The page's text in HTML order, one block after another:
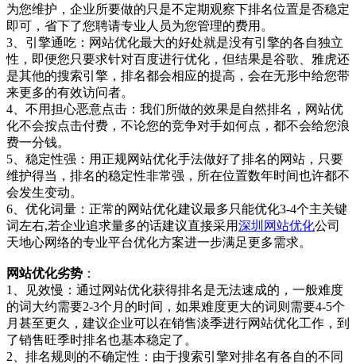
为您维护，企业所要做的只是不定期观察下排名位置是否稳定
即可，省下了您聘请专业人员为您管理的费用。
3、引擎通吃：网站优化最大的好处就是没有引擎的各自独立
性，即便您只要求针对百度进行优化，但结果是谷歌、雅虎还
是其他的搜索引擎，排名都会相应的提高，会在无形中给您带
来更多的有效访问者。
4、不用担心恶意点击：我们所做的效果是自然排名，网站优
化不会按点击付费，不论您的竞争对手如何点，都不会给您浪
费一分钱。
5、稳定性强：用正规网站优化手法做好了排名的网站，只要
维护得当，排名的稳定性非常强，所在位置数年时间也许都不
会发生变动。
6、优化词量：正常的网站优化建议最多只能优化3-4个主关键
词左右,若企业追求量多的话建议直接采用深圳网站优化公司
天地心网络的专业平台优化方案进一步满足更多需求。
网站优化劣势 ：
1、见效慢：通过网站优化获得排名是无法速成的，一般难度
的词大约需要2-3个月的时间，如果难度更大的词则需要4-5个
月甚至更久，建议企业可以在销售淡季进行网站优化工作，到
了销售旺季时排名也基本稳定了。
2、排名规则的不确定性：由于搜索引擎对排名有各自的不同